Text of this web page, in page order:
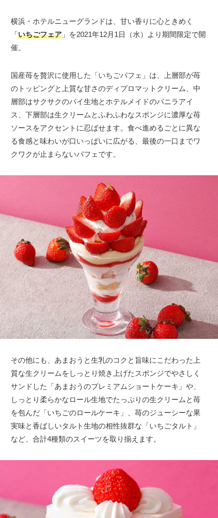
横浜・ホテルニューグランドは、甘い香りに心ときめく
「いちごフェア 」を2021年12月1日（水）より期間限定で開
催。
国産苺を贅沢に使用した「いちごパフェ」は、上層部が苺
のトッピングと上質な甘さのディプロマットクリーム、中
層部はサクサクのパイ生地とホテルメイドのバニラアイ
ス、下層部は生クリームとふわふわなスポンジに濃厚な苺
ソースをアクセントに忍ばせます。食べ進めるごとに異な
る食感と味わいが口いっぱいに広がる、最後の一口までワ
クワクが止まらないパフェです。
その他にも、あまおうと生乳のコクと旨味にこだわった上
質な生クリームをしっとり焼き上げたスポンジでやさしく
サンドした「あまおうのプレミアムショートケーキ」や、
しっとり柔らかなロール生地でたっぷりの生クリームと苺
を包んだ「いちごのロールケーキ」、苺のジューシーな果
実味と香ばしいタルト生地の相性抜群な「いちごタルト」
など、合計4種類のスイーツを取り揃えます。